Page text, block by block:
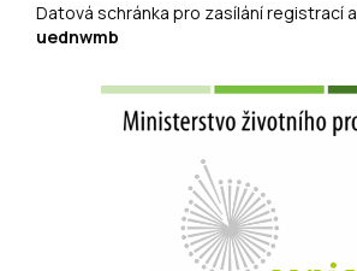
Datová schránka pro zasílání registrací
uednwmb